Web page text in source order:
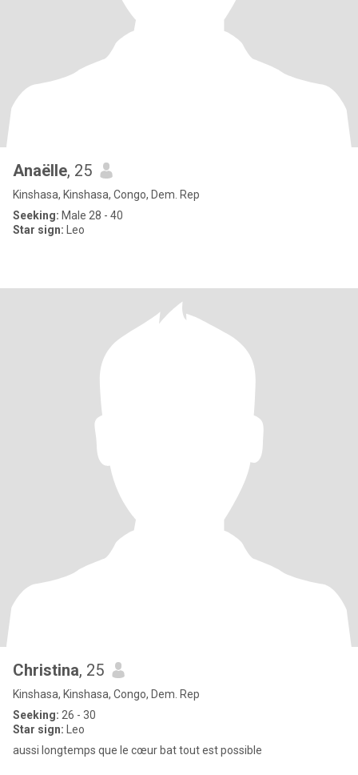
Anaëlle, 25
Kinshasa, Kinshasa, Congo, Dem. Rep
Seeking: Male 28 - 40
Star sign: Leo
Christina, 25
Kinshasa, Kinshasa, Congo, Dem. Rep
Seeking: 26 - 30
Star sign: Leo
aussi longtemps que le cœur bat tout est possible